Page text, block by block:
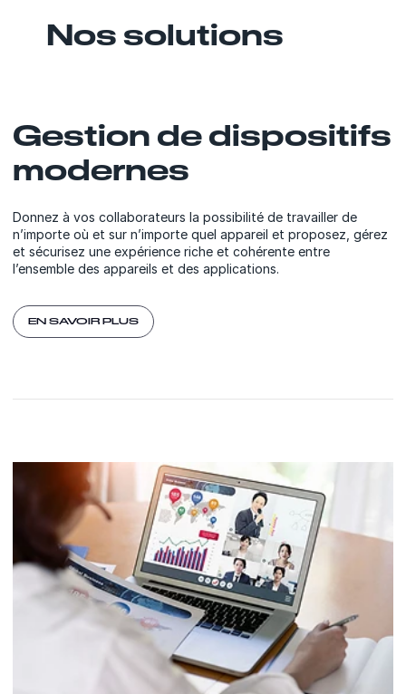
Nos solutions
Gestion de dispositifs
modernes
Donnez à vos collaborateurs la possibilité de travailler de
n’importe où et sur n’importe quel appareil et proposez, gérez
et sécurisez une expérience riche et cohérente entre
l’ensemble des appareils et des applications.
EN SAVOIR PLUS